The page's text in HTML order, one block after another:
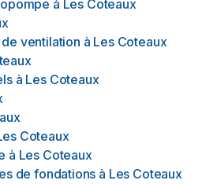
à Les Coteaux
ventilation à Les Coteaux
à Les Coteaux
Coteaux
à Les Coteaux
de fondations à Les Coteaux